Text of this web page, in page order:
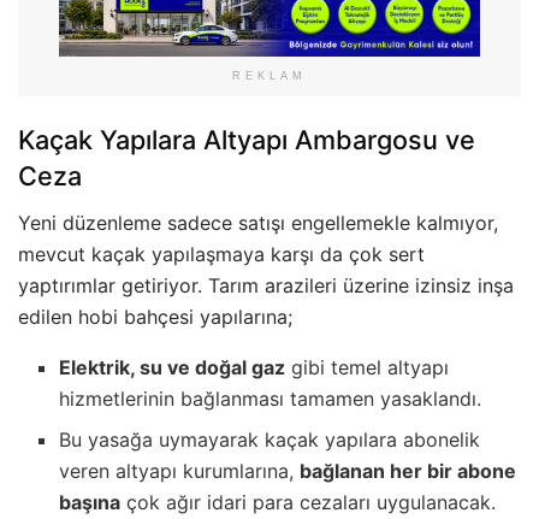
REKLAM
Kaçak Yapılara Altyapı Ambargosu ve
Ceza
Yeni düzenleme sadece satışı engellemekle kalmıyor,
mevcut kaçak yapılaşmaya karşı da çok sert
yaptırımlar getiriyor. Tarım arazileri üzerine izinsiz inşa
edilen hobi bahçesi yapılarına;
Elektrik, su ve doğal gaz gibi temel altyapı
hizmetlerinin bağlanması tamamen yasaklandı.
Bu yasağa uymayarak kaçak yapılara abonelik
veren altyapı kurumlarına, bağlanan her bir abone
başına çok ağır idari para cezaları uygulanacak.